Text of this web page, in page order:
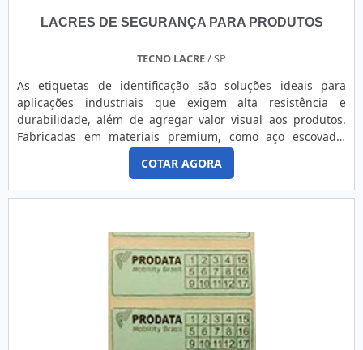
etiqueta Bopp pode ser fabricada tanto na cor branca
stamping dourada ou prateada; Acabamento superior:
acabamento assegurar melhor visualização do produto,
decisivo para quem deseja destacar os produtos;
Aplicabilidade: A etiqueta Bopp é conhecida pela
abrangência ampla de segmentos para sua aplicação,
incluindo a indústria alimentícia, farmacêutica, têxtil,
automotiva e tecnológica.ETIQUETA BOPP BRANCO DE
QUALIDADE E EFICIÊNCIAA Etiquetas Camp Label é uma
oferece os melhores suprimentos e insumos para
impressoras térmicas. A empresa atende todo o estado de
São Paulo e se diferencia no setor pelos produtos de alta
resistência e qualidade. Saiba mais entrando em contato!
LACRES DE SEGURANÇA PARA PRODUTOS
TECNO LACRE/ SP
As etiquetas de identificação são soluções ideais para
aplicações industriais que exigem alta resistência e
durabilidade, além de agregar valor visual aos produtos.
Fabricadas em materiais premium, como aço escovado,
BOPP, poliéster (nas versões branca e prata), policarbonato
(cristal e texturizado) e vinil (branco, colorido, fosco e
transparente), elas oferecem excelente aderência em
diversas superfícies. Totalmente personalizáveis, as
numeração sequencial, logotipos e outros elementos
específicos, atendendo perfeitamente às necessidades do
cliente. Ao combinar funcionalidade e estética, essas
etiquetas não apenas garantem a integridade da
identificação, mas também conferem um toque de
sofisticação e valor agregado, elevando a percepção do
produto e fortalecendo a marca.
COTAR AGORA